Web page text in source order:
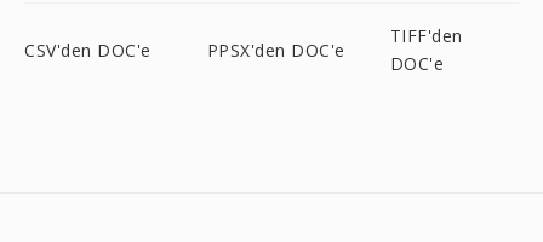
CSV'den DOC'e PPSX'den DOC'e
TIFF'den
DOC'e